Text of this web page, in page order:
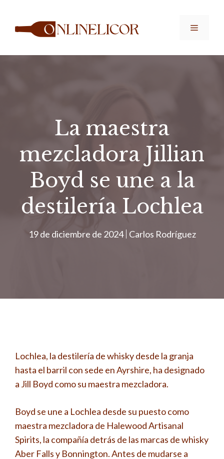
contenido
Menú
La maestra
mezcladora Jillian
Boyd se une a la
destilería Lochlea
19 de diciembre de 2024 Carlos Rodríguez
Lochlea, la destilería de whisky desde la granja
hasta el barril con sede en Ayrshire, ha designado
a Jill Boyd como su maestra mezcladora.
Boyd se une a Lochlea desde su puesto como
maestra mezcladora de Halewood Artisanal
Spirits, la compañía detrás de las marcas de whisky
Aber Falls y Bonnington. Antes de mudarse a